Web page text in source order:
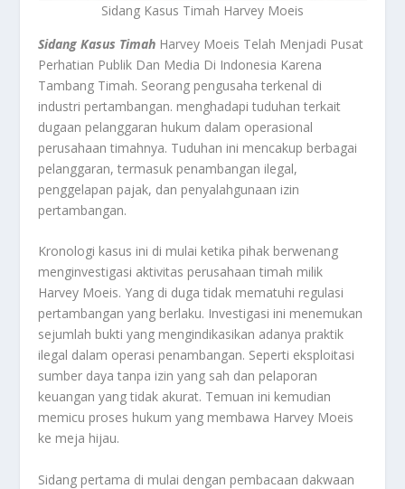
Sidang Kasus Timah Harvey Moeis
Sidang Kasus Timah Harvey Moeis Telah Menjadi Pusat
Perhatian Publik Dan Media Di Indonesia Karena
Tambang Timah. Seorang pengusaha terkenal di
industri pertambangan. menghadapi tuduhan terkait
dugaan pelanggaran hukum dalam operasional
perusahaan timahnya. Tuduhan ini mencakup berbagai
pelanggaran, termasuk penambangan ilegal,
penggelapan pajak, dan penyalahgunaan izin
pertambangan.
Kronologi kasus ini di mulai ketika pihak berwenang
menginvestigasi aktivitas perusahaan timah milik
Harvey Moeis. Yang di duga tidak mematuhi regulasi
pertambangan yang berlaku. Investigasi ini menemukan
sejumlah bukti yang mengindikasikan adanya praktik
ilegal dalam operasi penambangan. Seperti eksploitasi
sumber daya tanpa izin yang sah dan pelaporan
keuangan yang tidak akurat. Temuan ini kemudian
memicu proses hukum yang membawa Harvey Moeis
ke meja hijau.
Sidang pertama di mulai dengan pembacaan dakwaan